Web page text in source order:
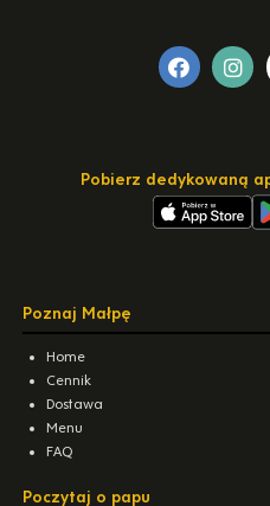
Pobierz dedykowaną
Poznaj Małpę
Home
Cennik
Dostawa
Menu
FAQ
Poczytaj o papu